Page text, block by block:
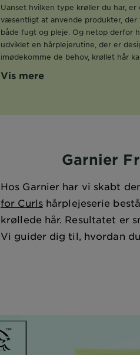
Uanset hvilken type krøller du har, er
væsentligt at anvende produkter, der
både fugt og pleje. Og netop derfor
udviklet en hårplejerutine, der er
imødekomme de behov, krøllet hår
Vis mere​
Garnier
Hos Garnier har vi skabt
for Curlshårplejeserie
krøllede hår. Resultatet er
Vi guider dig til, hvordan